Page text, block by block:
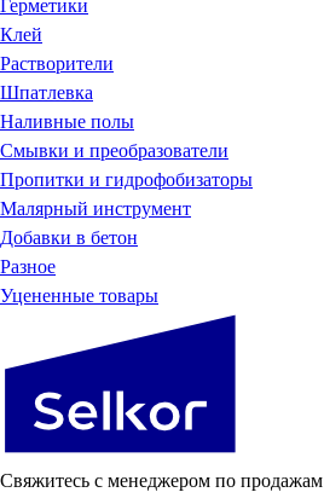
Герметики
Клей
Растворители
Шпатлевка
Наливные полы
Смывки и преобразователи
Пропитки и гидрофобизаторы
Малярный инструмент
Добавки в бетон
Разное
Уцененные товары
Свяжитесь с менеджером по продажам